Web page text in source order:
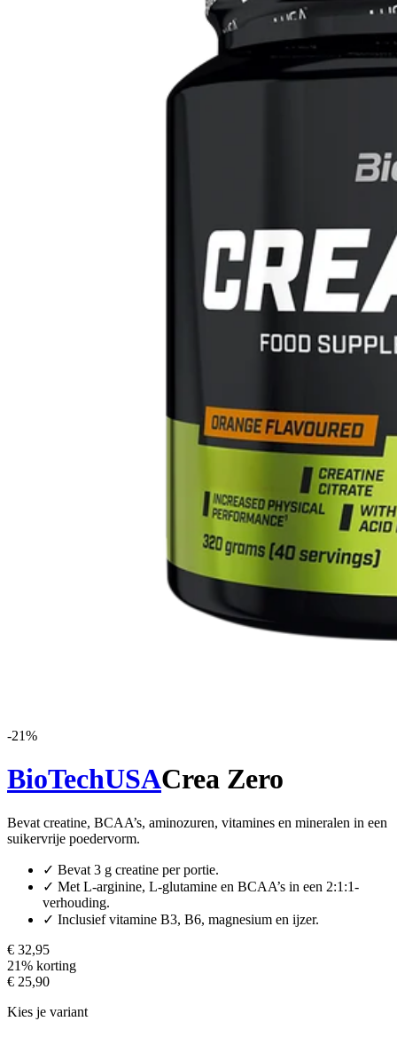
-21%
BioTechUSACrea Zero
Bevat creatine, BCAA’s, aminozuren, vitamines en mineralen in een
suikervrije poedervorm.
✓ Bevat 3 g creatine per portie.
✓ Met L-arginine, L-glutamine en BCAA’s in een 2:1:1-
verhouding.
✓ Inclusief vitamine B3, B6, magnesium en ijzer.
€ 32,95
21% korting
€ 25,90
Kies je variant